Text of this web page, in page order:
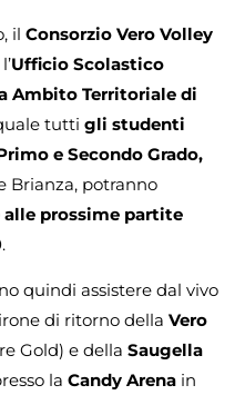
il Consorzio Vero Volley
Ufficio Scolastico
Ambito Territoriale di
tutti gli studenti
e Secondo Grado,
Brianza, potranno
prossime partite
quindi assistere dal vivo
di ritorno della Vero
Gold) e della Saugella
la Candy Arena in